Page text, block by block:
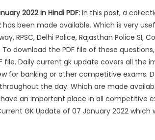
2022 in Hindi PDF: In this post, a
has been made available. Which is very
RPSC, Delhi Police, Rajasthan Police
download the PDF file of these
file. Daily current gk update covers all
for banking or other competitive exams.
the day. Which are made
an important place in all competitive
GK Update of 07 January 2022